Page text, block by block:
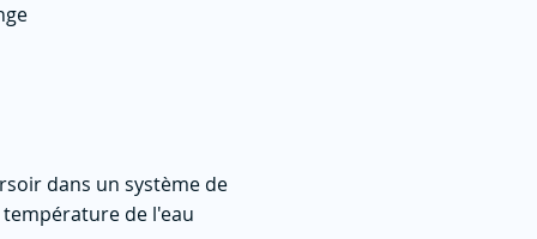
dans un système de
de l'eau